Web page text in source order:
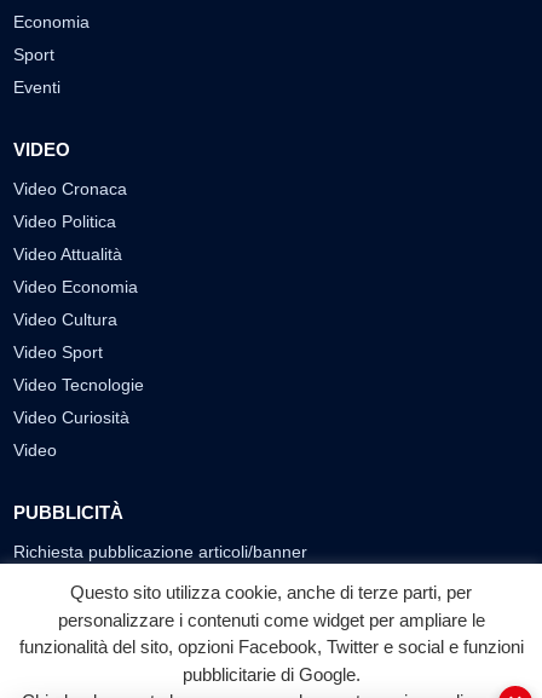
Economia
Sport
Eventi
VIDEO
Video Cronaca
Video Politica
Video Attualità
Video Economia
Video Cultura
Video Sport
Video Tecnologie
Video Curiosità
Video
PUBBLICITÀ
Richiesta pubblicazione articoli/banner
SEGUICI SUI SOCIAL
f
Facebook
◎ ▶
YouTube
Questo sito utilizza cookie, anche di terze parti, per
personalizzare i contenuti come widget per ampliare le
funzionalità del sito, opzioni Facebook, Twitter e social e funzioni
pubblicitarie di Google.